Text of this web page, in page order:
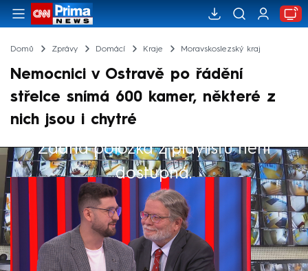
Domů Zprávy Domácí Kraje Moravskoslezský kraj
Nemocnici v Ostravě po řádění
střelce snímá 600 kamer, některé z
nich jsou i chytré
Žádná položka z playlistu není
dostupná.
Výběr redakce